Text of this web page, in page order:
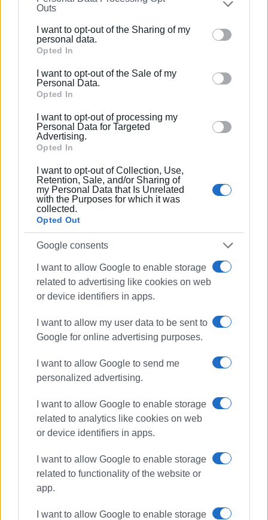
further disclose it to other third parties.
Please note that this website/app uses one or more
Google services and may gather and store information
behaviour. You may click to grant or deny consent to
Google and its third-party tags to use your data for
section.
Outs
I want to opt-out of the Sharing of my
personal data.
Opted In
I want to opt-out of the Sale of my
Personal Data.
Opted In
I want to opt-out of processing my
Personal Data for Targeted
Advertising.
Opted In
I want to opt-out of Collection, Use,
Retention, Sale, and/or Sharing of
my Personal Data that Is Unrelated
with the Purposes for which it was
collected.
Opted Out
Google consents
I want to allow Google to enable storage
related to advertising like cookies on web
or device identifiers in apps.
I want to allow my user data to be sent to
Google for online advertising purposes.
I want to allow Google to send me
personalized advertising.
I want to allow Google to enable storage
related to analytics like cookies on web
or device identifiers in apps.
I want to allow Google to enable storage
related to functionality of the website or
app.
I want to allow Google to enable storage
1990 σε θέσεις υψηλής ευθύνης. Ειδικεύεται στις
καλλιτεχνικό ρεπορτάζ.
Ακολουθήστε το enimerosi στο Facebook
Συνδρομητές στο e-paper